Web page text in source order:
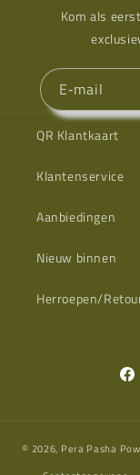
Kom als
E‑mail
QR Klantkaart
Klantenservice
Aanbiedingen
Nieuw binnen
Herroepen/
© 2026, Pera Pasha